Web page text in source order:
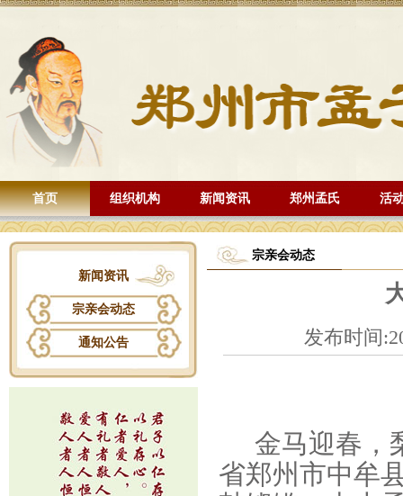
首页 组织机构 新闻资讯 郑州孟氏 活
新闻资讯
宗亲会动态
通知公告
宗亲会动态
发布时间
金马迎春，
省郑州市中牟